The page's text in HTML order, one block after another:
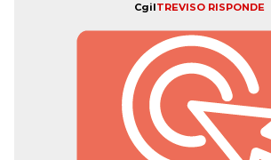
CgilTREVISO RISPONDE